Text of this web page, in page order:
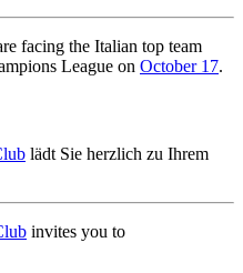
facing the Italian top team
League on October 17.
lädt Sie herzlich zu Ihrem
invites you to